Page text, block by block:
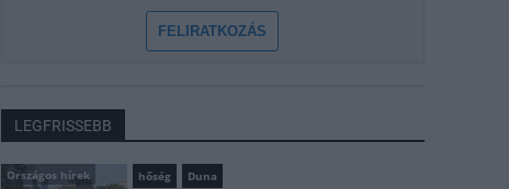
FELIRATKOZÁS
LEGFRISSEBB
Országos hírek hőség Duna